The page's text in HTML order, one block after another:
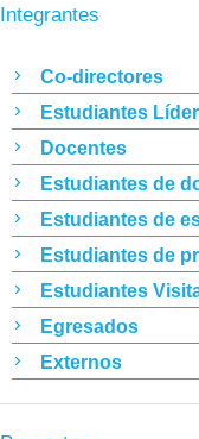
Integrantes
Co-directores
Estudiantes
Docentes
Estudiantes de
Estudiantes de
Estudiantes de
Estudiantes
Egresados
Externos